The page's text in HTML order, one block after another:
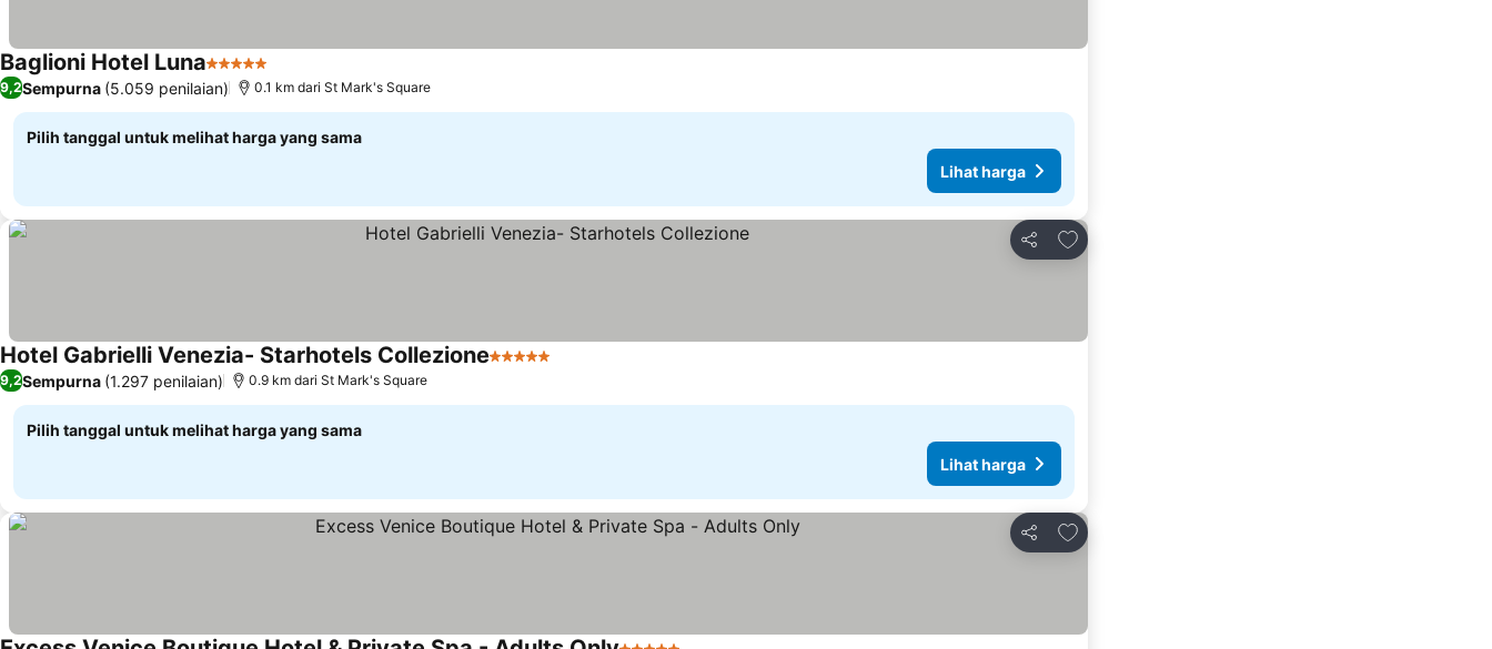
Baglioni Hotel Luna5 Bintang
9,2Sempurna (5.059 penilaian) 0.1 km dari St Mark's Square
Pilih tanggal untuk melihat harga yang sama
Lihat harga
Bagikan
Tambahkan ke favorit
Hotel Gabrielli Venezia- Starhotels Collezione5 Bintang
9,2Sempurna (1.297 penilaian) 0.9 km dari St Mark's Square
Pilih tanggal untuk melihat harga yang sama
Lihat harga
Bagikan
Tambahkan ke favorit